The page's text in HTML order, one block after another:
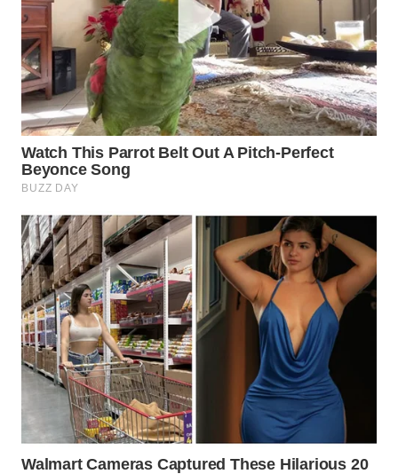
WN
SURABAYA
WN
NATUNA
WN
BINTAN
WN
MANDALIKA
WN
LIKUPANG
WN
LABUANBAJO
WN